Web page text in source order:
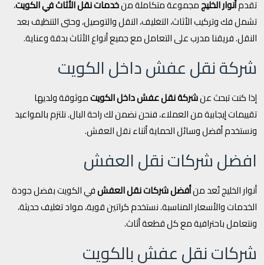
تقدمأنوار الخليجمجموعة متكاملة منخدمات نقل الأثاث في الكويت،
تشمل فك وتركيب الأثاث، التغليف، النقل والتوصيل، وحتى التنظيف بعد
النقل. فريقنا مدرب على التعامل مع جميع أنواع الأثاث بدقة وعناية.
شركة نقل عفش داخل الكويت
إذا كنت تبحث عنشركة نقل عفش داخل الكويتموثوقة ولديها
تقييمات إيجابية من العملاء، فنحن نضمن لك راحة البال. نلتزم بالمواعيد
ونستخدم أفضل وسائل الحماية أثناء نقل العفش.
افضل شركات نقل العفش
أنوار الخليج تُعد منأفضل شركات نقل العفشفي الكويت بفضل جودة
الخدمات والأسعار المناسبة. نستخدم كراتين قوية، مواد تغليف حديثة،
ونتعامل باحترافية مع كل قطعة أثاث.
شركات نقل عفش بالكويت